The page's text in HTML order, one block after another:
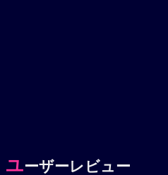
ユーザーレビュー